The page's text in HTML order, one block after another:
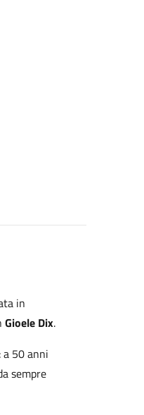
in
Gioele Dix.
50 anni
sempre